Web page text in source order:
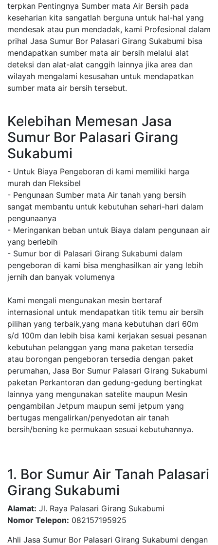
terpkan Pentingnya Sumber mata Air Bersih pada
keseharian kita sangatlah berguna untuk hal-hal yang
mendesak atau pun mendadak, kami Profesional dalam
prihal Jasa Sumur Bor Palasari Girang Sukabumi bisa
mendapatkan sumber mata air bersih melalui alat
deteksi dan alat-alat canggih lainnya jika area dan
wilayah mengalami kesusahan untuk mendapatkan
sumber mata air bersih tersebut.
Kelebihan Memesan Jasa
Sumur Bor Palasari Girang
Sukabumi
- Untuk Biaya Pengeboran di kami memiliki harga
murah dan Fleksibel
- Pengunaan Sumber mata Air tanah yang bersih
sangat membantu untuk kebutuhan sehari-hari dalam
pengunaanya
- Meringankan beban untuk Biaya dalam pengunaan air
yang berlebih
- Sumur bor di Palasari Girang Sukabumi dalam
pengeboran di kami bisa menghasilkan air yang lebih
jernih dan banyak volumenya
Kami mengali mengunakan mesin bertaraf
internasional untuk mendapatkan titik temu air bersih
pilihan yang terbaik,yang mana kebutuhan dari 60m
s/d 100m dan lebih bisa kami kerjakan sesuai pesanan
kebutuhan pelanggan yang mana paketan tersedia
atau borongan pengeboran tersedia dengan paket
perumahan, Jasa Bor Sumur Palasari Girang Sukabumi
paketan Perkantoran dan gedung-gedung bertingkat
lainnya yang mengunakan satelite maupun Mesin
pengambilan Jetpum maupun semi jetpum yang
bertugas mengalirkan/penyedotan air tanah
bersih/bening ke permukaan sesuai kebutuhannya.
1. Bor Sumur Air Tanah Palasari
Girang Sukabumi
Alamat: Jl. Raya Palasari Girang Sukabumi
Nomor Telepon: 082157195925
Ahli Jasa Sumur Bor Palasari Girang Sukabumi dengan